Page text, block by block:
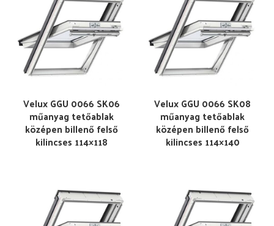
Velux GGU 0066 SK06
műanyag tetőablak
középen billenő felső
kilincses 114×118
Velux GGU 0066 SK08
műanyag tetőablak
középen billenő felső
kilincses 114×140